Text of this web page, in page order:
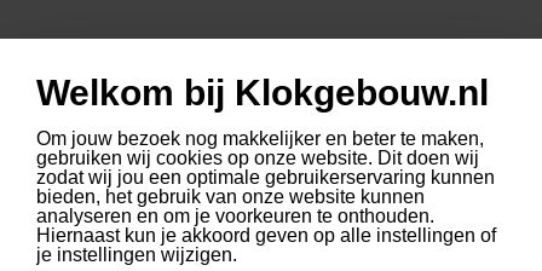
www.trudo.nl
www.slimmerkopen.nl
www.driehoekstrijps.nl
PUBLIC
Welkom bij Klokgebouw.nl
select language
Om jouw bezoek nog makkelijker en beter te maken,
gebruiken wij cookies op onze website. Dit doen wij
zodat wij jou een optimale gebruikerservaring kunnen
bieden, het gebruik van onze website kunnen
analyseren en om je voorkeuren te onthouden.
Hiernaast kun je akkoord geven op alle instellingen of
je instellingen wijzigen.